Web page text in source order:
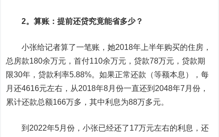
2。算账：提前还贷究竟能省多少？
小张给记者算了一笔账，她2018年上半年购买的住房，
总房款180余万元，首付110余万元，贷款78万元，贷款期
限30年，贷款利率5.88%。如果正常还款（等额本息），每
月还4616元左右，从2018年8月份一直还到2048年7月份，
累计还款总额166万多，其中利息为88万多元。
到2022年5月份，小张已经还了17万元左右的利息，还